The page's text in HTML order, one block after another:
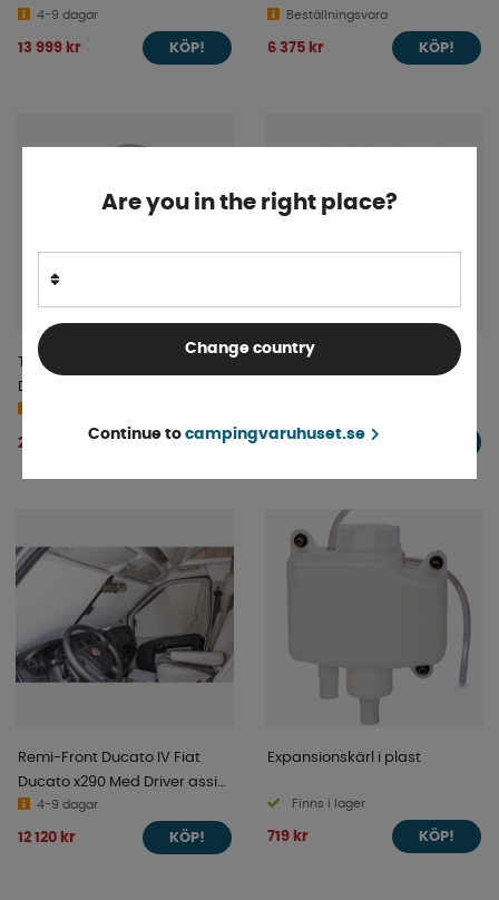
4-9 dagar
13 999 kr KÖP!
Beställningsvara
6 375 kr KÖP!
Thule Adapter Serie 6/9
Ducato/Jumper/Boxer L2H2
2007-
2 711 kr KÖP!
Servicelucka M4 Svart
1 619 kr
Remi-Front Ducato IV Fiat
Ducato x290 Med Driver assist
2014-2021
4-9 dagar
12 120 kr KÖP!
Expansionskärl i plast
Finns i lager
719 kr KÖP!
Are you in the right place?
Change country
Continue to campingvaruhuset.se